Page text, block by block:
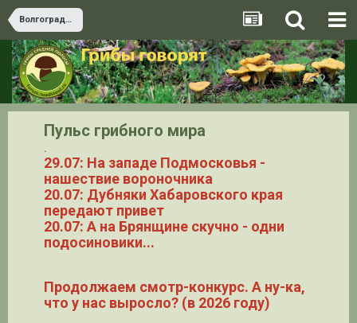
Волгоградская область
Пульс грибного мира
.
29.07: На западе Подмосковья -
нашествие вороночника
20.07: Дубняки Хабаровского края
передают привет
20.07: А на Брянщине скучно - одни
подосиновики...
Продолжаем смотр-конкурс. А ну-ка,
что у нас выросло? (в 2026 году)